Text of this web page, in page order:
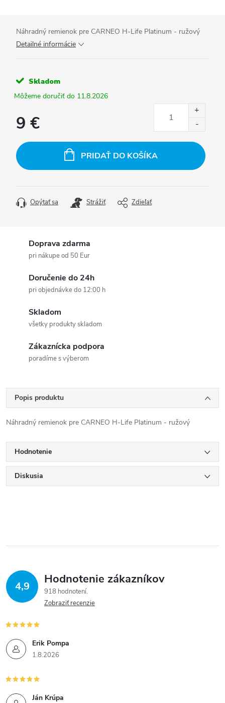
Náhradný remienok pre CARNEO H-Life Platinum - ružový
Detailné informácie
Skladom
11.8.2026
9 €
cena:
PRIDAŤ DO KOŠÍKA
Opýtať sa Strážiť Zdieľať
Doprava zdarma
pri nákupe od 50 Eur
Doručenie do 24h
pri objednávke do 12:00 h
Skladom
všetky produkty skladom
Zákaznícka podpora
poradíme s výberom
Popis produktu
Náhradný remienok pre CARNEO H-Life Platinum - ružový
Hodnotenie
Diskusia
4,9 Hodnotenie zákazníkov
918 hodnotení
Zobraziť recenzie
Erik Pompa
1.8.2026
Ján Krúpa